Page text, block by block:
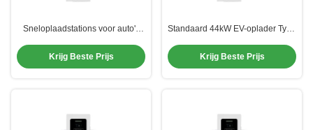
Sneloplaadstations voor auto's
wisselstroomoplaadstok Type 2
Krijg Beste Prijs
Standaard 44kW EV-oplader Type
opladeradapter nodig
Krijg Beste Prijs